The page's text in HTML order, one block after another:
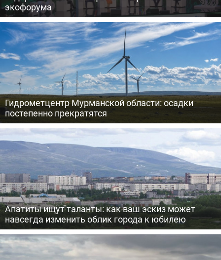
экофорума
Гидрометцентр Мурманской области: осадки
постепенно прекратятся
Апатиты ищут таланты: как ваш эскиз может
навсегда изменить облик города к юбилею